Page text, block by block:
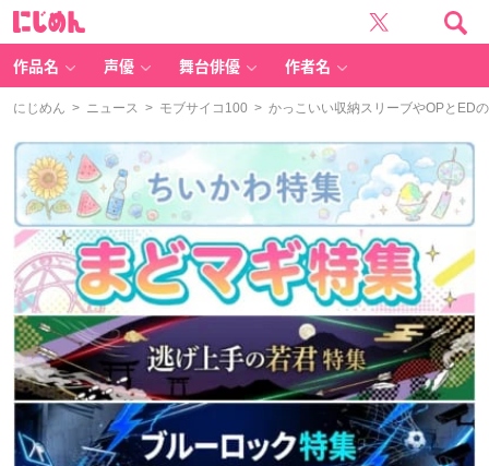
作品名 声優 舞台俳優 作者名
にじめん > ニュース > モブサイコ100 > かっこいい収納スリーブやOPとED